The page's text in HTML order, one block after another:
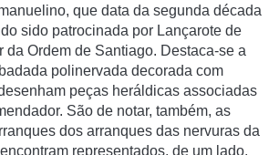
que data da segunda década
sido patrocinada por Lançarote de
da Ordem de Santiago. Destaca-se a
polinervada decorada com
peças heráldicas associadas
São de notar, também, as
dos arranques das nervuras da
representados, de um lado,